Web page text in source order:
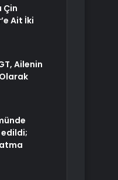
Çin
Ait İki
Ailenin